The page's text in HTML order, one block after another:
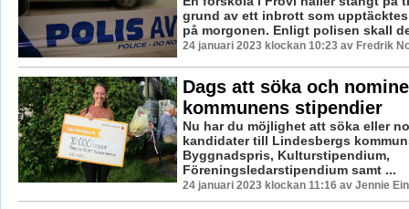
grund av ett inbrott som
på morgonen. Enligt polisen skall
24 januari 2023 klockan 10:23 av Fredrik
Dags att söka och
kommunens stipendier
Nu har du möjlighet att söka eller
kandidater till Lindesbergs
Byggnadspris, Kulturstipendium,
Föreningsledarstipendium samt ...
24 januari 2023 klockan 11:16 av Jennie